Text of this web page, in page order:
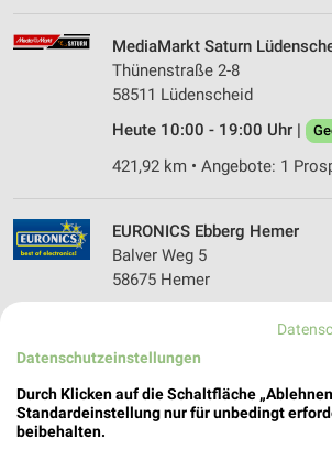
MediaMarkt Saturn
Thünenstraße 2-8
58511 Lüdenscheid
Heute 10:00 - 19:00 Uhr |
421,92 km • Angebote: 1
EURONICS Ebberg Hemer
Balver Weg 5
58675 Hemer
404,13 km
EP:Pelster Meschede
Datenschutzeinstellungen
Durch Klicken auf die Schaltfläche
Standardeinstellung nur für unbedingt
beibehalten.